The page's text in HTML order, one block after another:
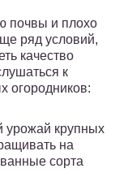
почвы и плохо
ряд условий,
качество
к
огородников:
урожай крупных
на
сорта